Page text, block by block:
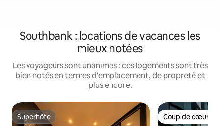
Southbank : locations de vacances les
mieux notées
Les voyageurs sont unanimes : ces logements sont très
bien notés en termes d'emplacement, de propreté et
plus encore.
Superhôte
Superhôte Coup de cœur
Coup de cœur